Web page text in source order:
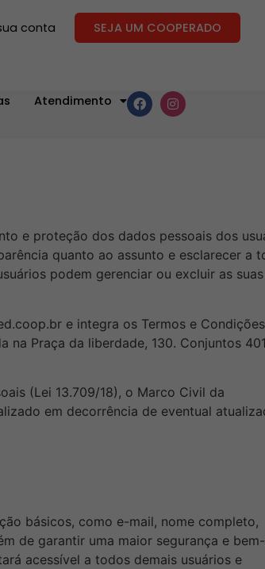
conta SEJA UM COOPERADO
Atendimento
e proteção dos dados pessoais dos
quanto ao assunto e esclarecer a
podem gerenciar ou excluir as suas
e integra os Termos e Condições
na Praça da liberdade, 130. Conjuntos
(Lei 13.709/18), o Marco Civil da
em decorrência de eventual
básicos, como e-mail, nome completo,
de garantir uma maior segurança e
acessível a todos demais usuários e